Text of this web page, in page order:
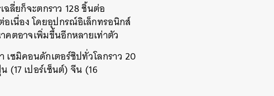
ลี่ยก็จะตกราว 128 ชิ้นต่อ
เนื่อง โดยอุปกรณ์อิเล็กทรอนิกส์
ตอาจเพิ่มขึ้นอีกหลายเท่าตัว
เซมิคอนดักเตอร์ชิปทั่วโลกราว 20
(17 เปอร์เซ็นต์) จีน (16